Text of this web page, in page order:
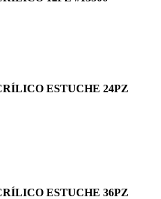
ESTUCHE 24PZ
ESTUCHE 36PZ